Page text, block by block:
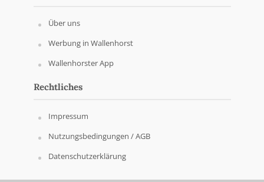
Über uns
Werbung in Wallenhorst
Wallenhorster App
Rechtliches
Impressum
Nutzungsbedingungen / AGB
Datenschutzerklärung